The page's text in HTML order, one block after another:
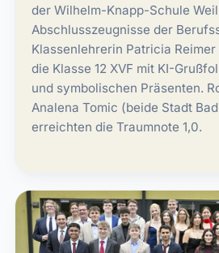
der Wilhelm-Knapp-Schule
Abschlusszeugnisse der
Klassenlehrerin Patricia
die Klasse 12 XVF mit KI-
und symbolischen Präsenten.
Analena Tomic (beide Stadt
erreichten die Traumnote 1,0.